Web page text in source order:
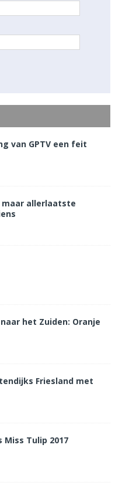
van GPTV een feit
maar allerlaatste
het Zuiden: Oranje
Friesland met
Miss Tulip 2017